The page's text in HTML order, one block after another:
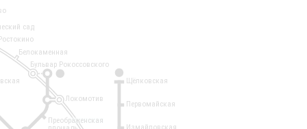
1
Локомотив
сад
Белокаменная
Щёлковская
Первомайская
Измайловская
Бульвар Рокоссовского
Преображенская